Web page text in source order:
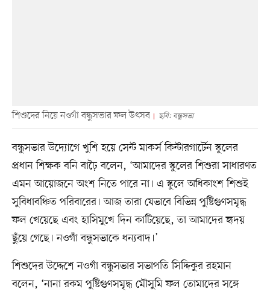
শিশুদের নিয়ে নওগাঁ বন্ধুসভার ফল উৎসব ছবি: বন্ধুসভা
বন্ধুসভার উদ্যোগে খুশি হয়ে সেন্ট মাকর্স কিন্টারগার্টেন স্কুলের
প্রধান শিক্ষক বনি বাঢ়ৈ বলেন, ‘আমাদের স্কুলের শিশুরা সাধারণত
এমন আয়োজনে অংশ নিতে পারে না। এ স্কুলে অধিকাংশ শিশুই
সুবিধাবঞ্চিত পরিবারের। আজ তারা যেভাবে বিভিন্ন পুষ্টিগুণসমৃদ্ধ
ফল খেয়েছে এবং হাসিমুখে দিন কাটিয়েছে, তা আমাদের হৃদয়
ছুঁয়ে গেছে। নওগাঁ বন্ধুসভাকে ধন্যবাদ।’
শিশুদের উদ্দেশে নওগাঁ বন্ধুসভার সভাপতি সিদ্দিকুর রহমান
বলেন, ‘নানা রকম পুষ্টিগুণসমৃদ্ধ মৌসুমি ফল তোমাদের সঙ্গে